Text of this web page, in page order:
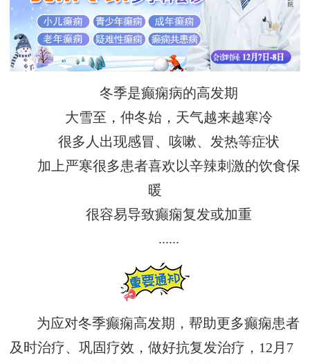
冬季是癫痫病的高发期
大雪至，仲冬始，天气越来越寒冷
很多人出现感冒、咳嗽、发热等症状
加上严寒很多患者喜欢以辛辣刺激的饮食保
暖
很容易导致癫痫复发或加重
......
为应对冬季癫痫高发期，帮助更多癫痫患者
及时治疗、巩固疗效，做好抗复发治疗，12月7